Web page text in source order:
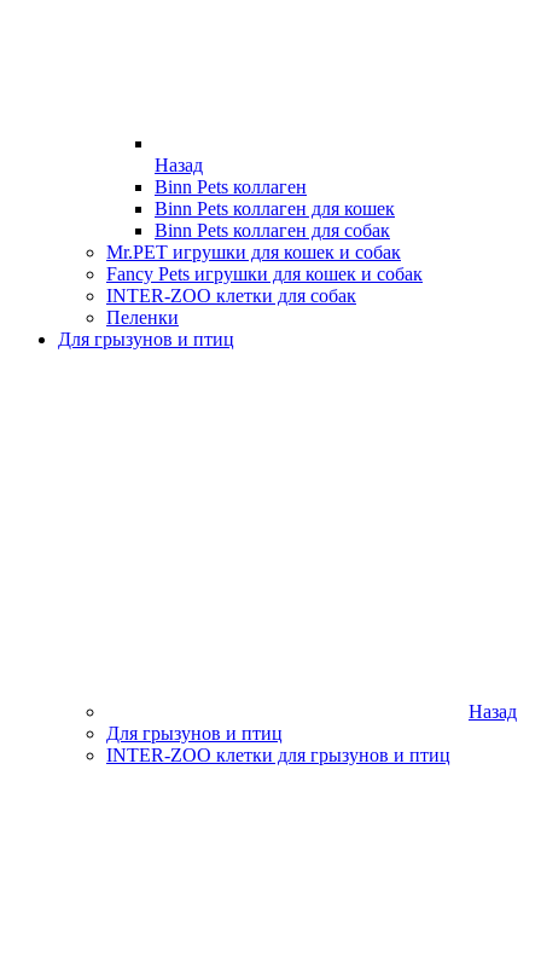
Назад
Binn Pets коллаген
Binn Pets коллаген для кошек
Binn Pets коллаген для собак
Mr.PET игрушки для кошек и собак
Fancy Pets игрушки для кошек и собак
INTER-ZOO клетки для собак
Пеленки
Для грызунов и птиц
Назад
Для грызунов и птиц
INTER-ZOO клетки для грызунов и птиц